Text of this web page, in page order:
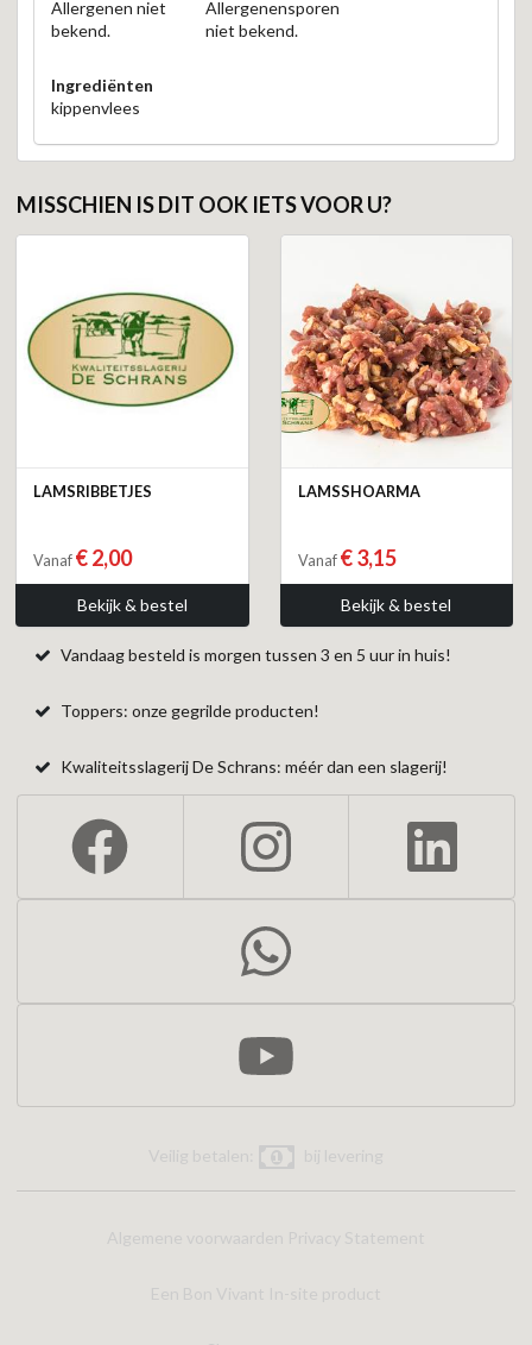
Allergenen niet
bekend.
Allergenensporen
niet bekend.
Ingrediënten
kippenvlees
MISSCHIEN IS DIT OOK IETS VOOR U?
LAMSRIBBETJES
Vanaf € 2,00
Bekijk & bestel
LAMSSHOARMA
Vanaf € 3,15
Bekijk & bestel
Vandaag besteld is morgen tussen 3 en 5 uur in huis!
Toppers: onze gegrilde producten!
Kwaliteitsslagerij De Schrans: méér dan een slagerij!